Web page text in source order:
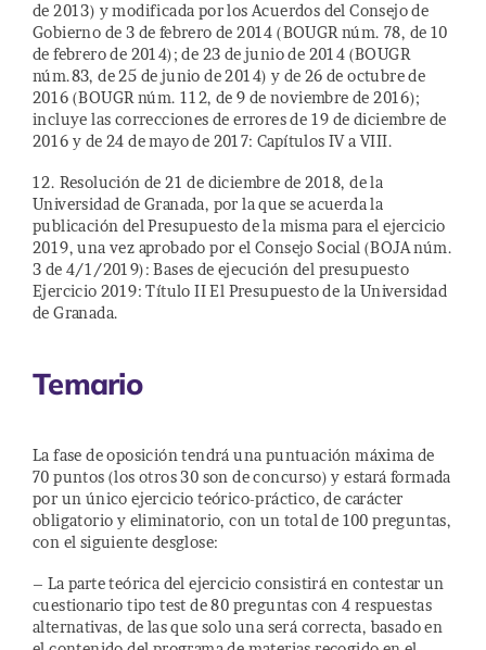
de 2013) y modificada por los Acuerdos del Consejo de
Gobierno de 3 de febrero de 2014 (BOUGR núm. 78, de 10
de febrero de 2014); de 23 de junio de 2014 (BOUGR
núm.83, de 25 de junio de 2014) y de 26 de octubre de
2016 (BOUGR núm. 112, de 9 de noviembre de 2016);
incluye las correcciones de errores de 19 de diciembre de
2016 y de 24 de mayo de 2017: Capítulos IV a VIII.
12. Resolución de 21 de diciembre de 2018, de la
Universidad de Granada, por la que se acuerda la
publicación del Presupuesto de la misma para el ejercicio
2019, una vez aprobado por el Consejo Social (BOJA núm.
3 de 4/1/2019): Bases de ejecución del presupuesto
Ejercicio 2019: Título II El Presupuesto de la Universidad
de Granada.
Temario
La fase de oposición tendrá una puntuación máxima de
70 puntos (los otros 30 son de concurso) y estará formada
por un único ejercicio teórico-práctico, de carácter
obligatorio y eliminatorio, con un total de 100 preguntas,
con el siguiente desglose:
– La parte teórica del ejercicio consistirá en contestar un
cuestionario tipo test de 80 preguntas con 4 respuestas
alternativas, de las que solo una será correcta, basado en